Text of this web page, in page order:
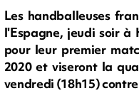
Les handballeuses
l'Espagne, jeudi soir à
pour leur premier
2020 et viseront la
vendredi (18h15) contre